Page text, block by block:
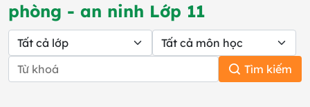
phòng - an ninh Lớp 11
Tìm kiếm